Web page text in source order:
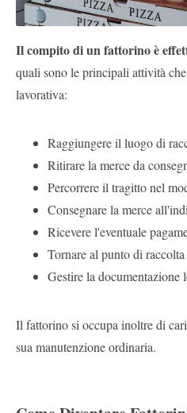
Il compito di un fattorino è
quali sono le principali attività
lavorativa:
Raggiungere il luogo di
Ritirare la merce da
Percorrere il tragitto nel
Consegnare la merce
Ricevere l'eventuale
Tornare al punto di raccolta
Gestire la documentazione
Il fattorino si occupa inoltre di
sua manutenzione ordinaria.